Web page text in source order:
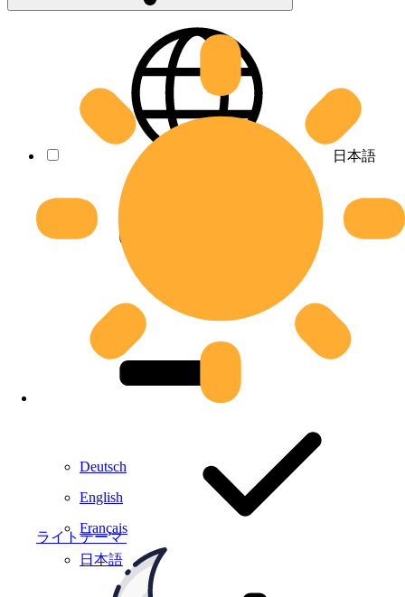
ライトテーマ
日本語
Deutsch
English
Français
日本語